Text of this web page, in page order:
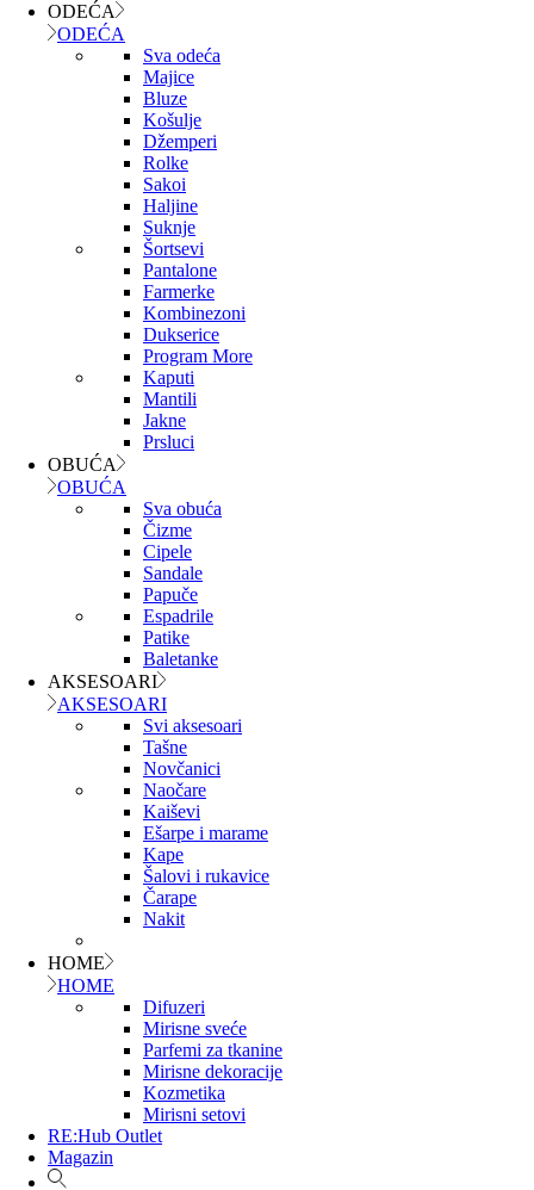
ODEĆA
ODEĆA
Sva odeća
Majice
Bluze
Košulje
Džemperi
Rolke
Sakoi
Haljine
Suknje
Šortsevi
Pantalone
Farmerke
Kombinezoni
Dukserice
Program More
Kaputi
Mantili
Jakne
Prsluci
OBUĆA
OBUĆA
Sva obuća
Čizme
Cipele
Sandale
Papuče
Espadrile
Patike
Baletanke
AKSESOARI
AKSESOARI
Svi aksesoari
Tašne
Novčanici
Naočare
Kaiševi
Ešarpe i marame
Kape
Šalovi i rukavice
Čarape
Nakit
HOME
HOME
Difuzeri
Mirisne sveće
Parfemi za tkanine
Mirisne dekoracije
Kozmetika
Mirisni setovi
RE:Hub Outlet
Magazin